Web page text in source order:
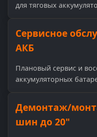
для тяговых
Сервисное
АКБ
Плановый сервис и
аккумуляторных
Демонтаж/
шин до 20"